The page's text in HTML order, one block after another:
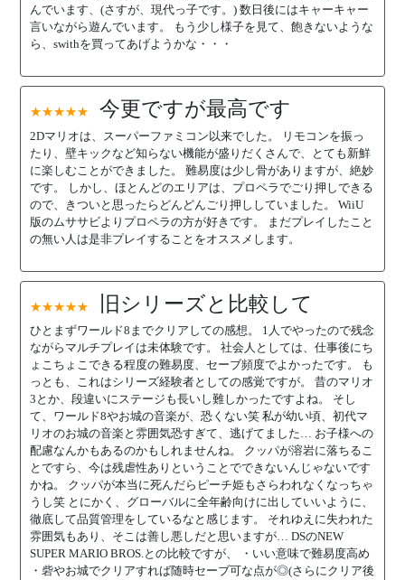
んでいます、(さすが、現代っ子です。) 数日後にはキャーキャー
言いながら遊んでいます。 もう少し様子を見て、飽きないような
ら、swithを買ってあげようかな・・・
★★★★★ 今更ですが最高です
2Dマリオは、スーパーファミコン以来でした。 リモコンを振っ
たり、壁キックなど知らない機能が盛りだくさんで、とても新鮮
に楽しむことができました。 難易度は少し骨がありますが、絶妙
です。 しかし、ほとんどのエリアは、プロペラでごり押しできる
ので、きついと思ったらどんどんごり押ししていました。 WiiU
版のムササビよりプロペラの方が好きです。 まだプレイしたこと
の無い人は是非プレイすることをオススメします。
★★★★★ 旧シリーズと比較して
ひとまずワールド8までクリアしての感想。 1人でやったので残念
ながらマルチプレイは未体験です。 社会人としては、仕事後にち
ょこちょこできる程度の難易度、セーブ頻度でよかったです。 も
っとも、これはシリーズ経験者としての感覚ですが。 昔のマリオ
3とか、段違いにステージも長いし難しかったですよね。 そし
て、ワールド8やお城の音楽が、恐くない笑 私が幼い頃、初代マ
リオのお城の音楽と雰囲気恐すぎて、逃げてました… お子様への
配慮なんかもあるのかもしれませんね。 クッパが溶岩に落ちるこ
とですら、今は残虐性ありということでできないんじゃないです
かね。 クッパが本当に死んだらピーチ姫もさらわれなくなっちゃ
うし笑 とにかく、グローバルに全年齢向けに出していいように、
徹底して品質管理をしているなと感じます。 それゆえに失われた
雰囲気もあり、そこは善し悪しだと思いますが… DSのNEW
SUPER MARIO BROS.との比較ですが、 ・いい意味で難易度高め
・砦やお城でクリアすれば随時セーブ可な点が◎(さらにクリア後